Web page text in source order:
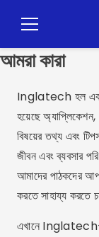
কনটেউডো
মেনু
আমরা কারা
Inglatech হল একটি
হয়েছে অ্যাপ্লিকেশন,
বিষয়ের তথ্য এবং
জীবন এবং ব্যবসার
আমাদের পাঠকদের আপ
করতে সাহায্য করতে
এখানে Inglatech-এ,